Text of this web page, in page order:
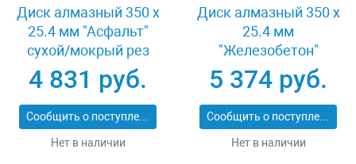
Диск алмазный 350 х
25.4 мм "Асфальт"
сухой/мокрый рез
Pro Matrix 731073
4 831 руб.
Сообщить о поступлении
Нет в наличии
Диск алмазный 350 х
25.4 мм
"Железобетон"
сухой/мокрый рез
Pro Matrix 731103
5 374 руб.
Сообщить о поступлении
Нет в наличии